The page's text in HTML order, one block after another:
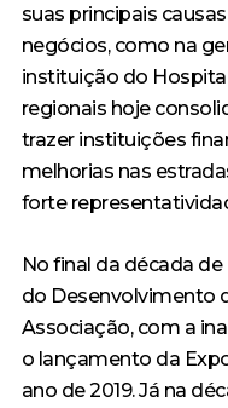
suas principais
negócios, como na
instituição do
regionais hoje
trazer instituições
melhorias nas
forte
No final da década
do Desenvolvimento
Associação, com a
o lançamento da
ano de 2019. Já na